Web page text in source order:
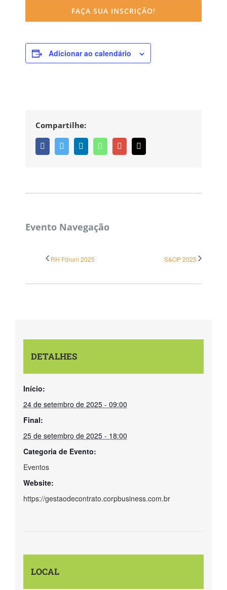
FAÇA SUA INSCRIÇÃO!
Adicionar ao calendário
Compartilhe:
FacebookTwitter LinkedinWhatsappGoogle+
Evento Navegação
RH Fórum 2025 S&OP 2025
DETALHES
Início:
24 de setembro de 2025 - 09:00
Final:
25 de setembro de 2025 - 18:00
Categoria de Evento:
Eventos
Website:
https://gestaodecontrato.corpbusiness.com.br
LOCAL